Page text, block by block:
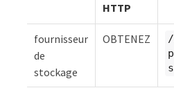
HTTP
fournisseur
de
stockage
OBTENEZ